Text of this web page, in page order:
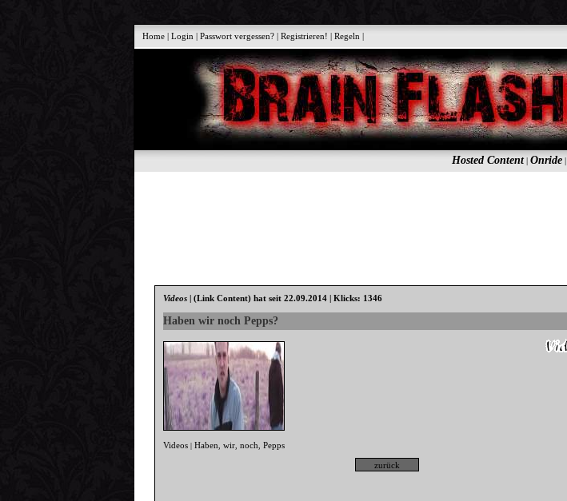
Home |Login |Passwort vergessen? |Registrieren! |Regeln |
Hosted Content| Onride|
Videos |(Link Content) hat seit 22.09.2014 | Klicks: 1346
Haben wir noch Pepps?
Videos |Haben ,wir ,noch ,Pepps